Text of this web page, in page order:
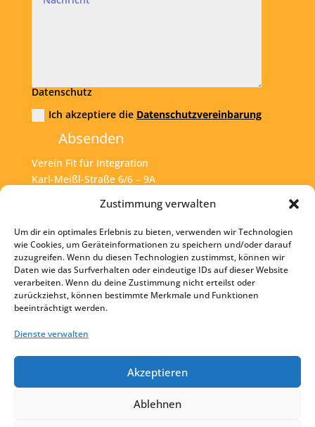
Zustimmung verwalten
Um dir ein optimales Erlebnis zu bieten, verwenden wir Technologien
wie Cookies, um Geräteinformationen zu speichern und/oder darauf
zuzugreifen. Wenn du diesen Technologien zustimmst, können wir
Daten wie das Surfverhalten oder eindeutige IDs auf dieser Website
verarbeiten. Wenn du deine Zustimmung nicht erteilst oder
zurückziehst, können bestimmte Merkmale und Funktionen
beeinträchtigt werden.
Dienste verwalten
Akzeptieren
Ablehnen
Datenschutz
Ich akzeptiere die Datenschutzvereinbarung
Absenden
Verein Fit für Integration
Karl-Meißl-Straße 6/6 – 9A
Tel:+43 1 925 77 46
Mail: office@fit4int.at
Startseite
Kontakt
Impressum